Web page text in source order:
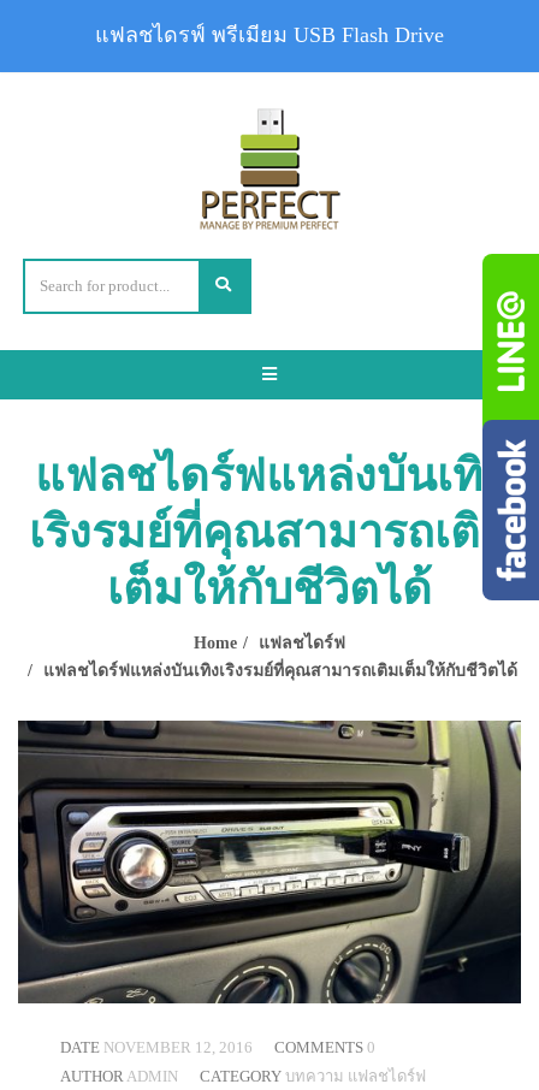
Toggle
แฟลชไดร์ฟแหล่งบันเทิง
เริงรมย์ที่คุณสามารถเติม
เต็มให้กับชีวิตได้
Home
แฟลชไดร์ฟ
แฟลชไดร์ฟแหล่งบันเทิงเริงรมย์ที่คุณสามารถเติมเต็มให้กับชีวิตได้
DATE NOVEMBER 12, 2016 COMMENTS 0
AUTHORADMIN CATEGORY บทความ แฟลชไดร์ฟ
แฟลชไดรฟ์ พรีเมียม USB Flash Drive